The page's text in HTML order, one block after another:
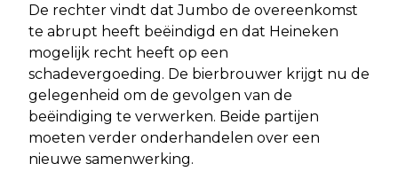
De rechter vindt dat Jumbo de overeenkomst
te abrupt heeft beëindigd en dat Heineken
mogelijk recht heeft op een
schadevergoeding. De bierbrouwer krijgt nu de
gelegenheid om de gevolgen van de
beëindiging te verwerken. Beide partijen
moeten verder onderhandelen over een
nieuwe samenwerking.